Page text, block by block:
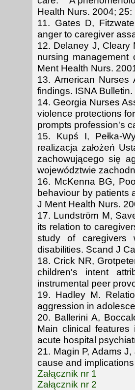
Health Nurs. 2004;
11. Gates D,
anger to caregiver
12. Delaney J, Cleary
nursing
Ment Health Nurs.
13. American Nurses
findings. ISNA
14. Georgia Nurses
violence protections
prompts profession's
15. Kupś I, Pełka-
realizacja założeń
zachowującego się
województwie
16. McKenna BG,
behaviour by patients
J Ment Health Nurs.
17. Lundström M,
its relation to
study of caregivers
disabilities. Scand J
18. Crick NR,
children's intent
instrumental peer
19. Hadley M.
aggression in
20. Ballerini A,
Main clinical
acute hospital
21. Magin P, Adams
cause and
Załącznik nr 1
Załącznik nr 2